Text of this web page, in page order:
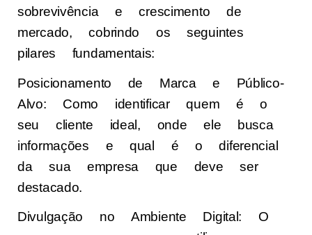
sobrevivência e crescimento de
mercado, cobrindo os seguintes
pilares fundamentais:
Posicionamento de Marca e Público-
Alvo: Como identificar quem é o
seu cliente ideal, onde ele busca
informações e qual é o diferencial
da sua empresa que deve ser
destacado.
Divulgação no Ambiente Digital: O